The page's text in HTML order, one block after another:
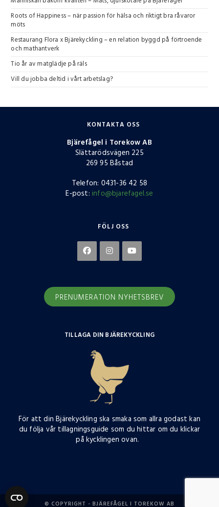
Roots of Happiness – när passion för hälsa och riktigt bra råvaror
möts
Restaurang Flora x Bjärekyckling – en relation byggd på förtroende
och mathantverk
Tio år av matglädje på räls
Vill du jobba deltid i vårt arbetslag?
KONTAKTA OSS
Bjärefågel i Torekow AB
Slättarödsvägen 225
269 95 Båstad
Telefon: 0431-36 42 58
E-post: info@bjarefagel.se
FÖLJ OSS
PRENUMERATION NYHETSBREV
TILLAGA DIN BJÄREKYCKLING
För att din Bjärekyckling ska smaka som allra godast kan
du följa vår tillagningsguide som du hittar om du klickar
på kycklingen ovan.
© COPYRIGHT - BJÄREFÅGEL I TOREKOW AB